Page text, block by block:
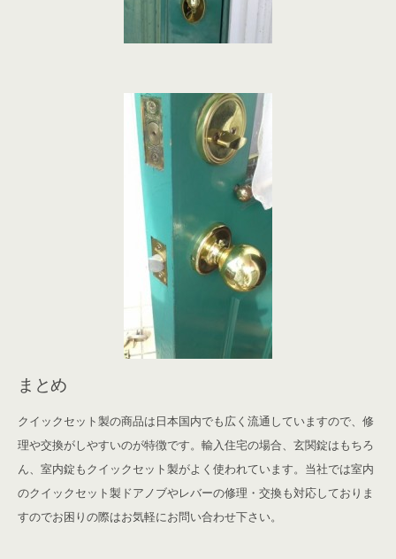
まとめ
クイックセット製の商品は日本国内でも広く流通していますので、修
理や交換がしやすいのが特徴です。輸入住宅の場合、玄関錠はもちろ
ん、室内錠もクイックセット製がよく使われています。当社では室内
のクイックセット製ドアノブやレバーの修理・交換も対応しておりま
すのでお困りの際はお気軽にお問い合わせ下さい。